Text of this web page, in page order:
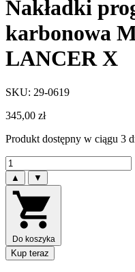
Nakładki
karbonowa
LANCER X
SKU: 29-0619
345,00 zł
Produkt dostępny w ciągu 3
▲ ▼
Do koszyka
Kup teraz